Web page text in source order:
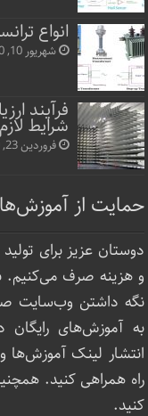
انواع
شهریور 10, 1400
فرآیند
شرایط
فروردین 23, 1400
حمایت از آموزش‌ها
دوستان عزیز برای
و هزینه صرف می‌کنیم.
نگه داشتن وب‌سایت
به آموزش‌های
انتشار لینک‌ آموزش‌ها
راه همراهی کنید.
کنید.